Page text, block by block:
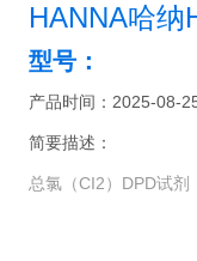
HANNA哈纳
型号：
产品时间：2025-08-
简要描述：
总氯（CI2）DPD试剂